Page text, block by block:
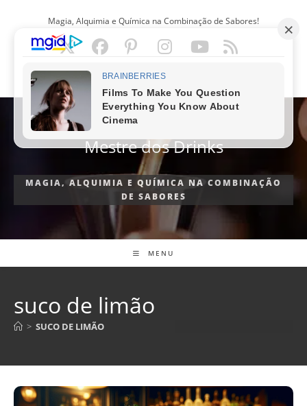
Magia, Alquimia e Química na Combinação de Sabores!
PORTUGUÊS
Mestre dos Drinks
MAGIA, ALQUIMIA E QUÍMICA NA COMBINAÇÃO
DE SABORES
MENU
suco de limão
> SUCO DE LIMÃO